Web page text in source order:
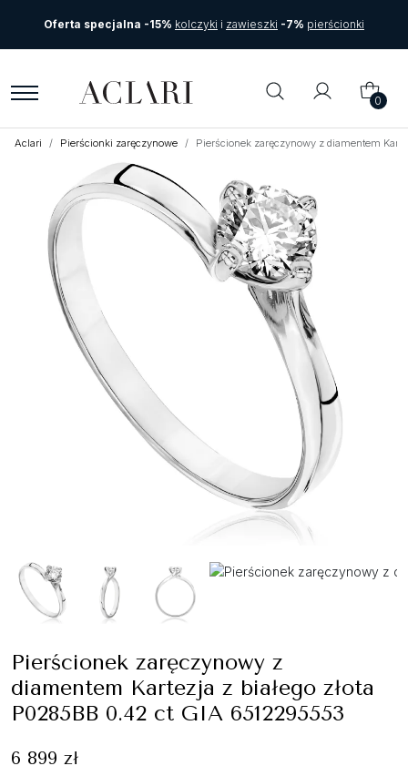
Oferta specjalna -15% kolczyki i zawieszki -7% pierścionki
0
Aclari Pierścionki zaręczynowe Pierścionek zaręczynowy z diamentem
Pierścionek zaręczynowy z
diamentem Kartezja z białego złota
P0285BB 0.42 ct GIA 6512295553
6 899 zł